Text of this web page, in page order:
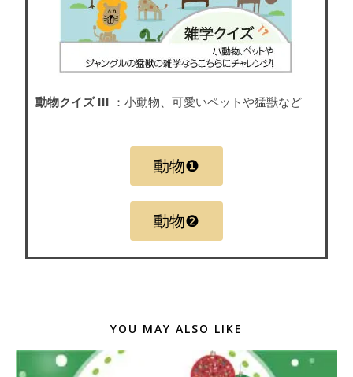
動物クイズ III ：小動物、可愛いペットや猛獣など
動物❶
動物❷
YOU MAY ALSO LIKE